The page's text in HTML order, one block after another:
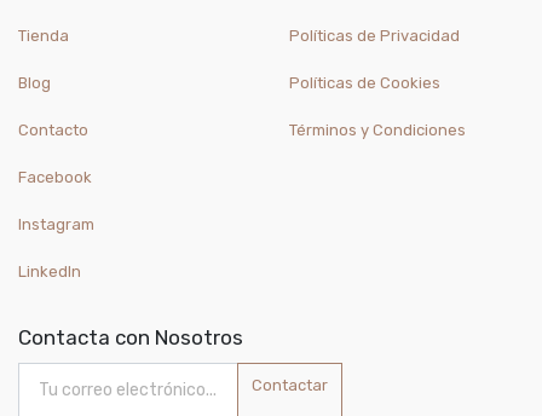
Tienda
Blog
Contacto
Políticas de Privacidad
Políticas de Cookies
Términos y Condiciones
Facebook
Instagram
LinkedIn
Contacta con Nosotros
Contactar